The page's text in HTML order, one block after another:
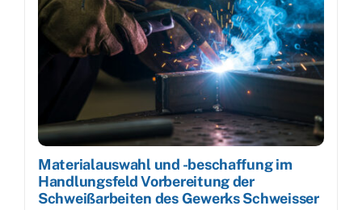
Materialauswahl und -beschaffung im
Handlungsfeld Vorbereitung der
Schweißarbeiten des Gewerks Schweisser